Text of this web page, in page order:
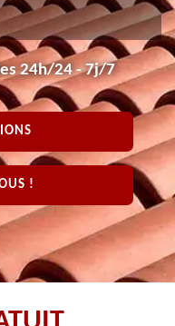
24h/24 - 7j/7
!